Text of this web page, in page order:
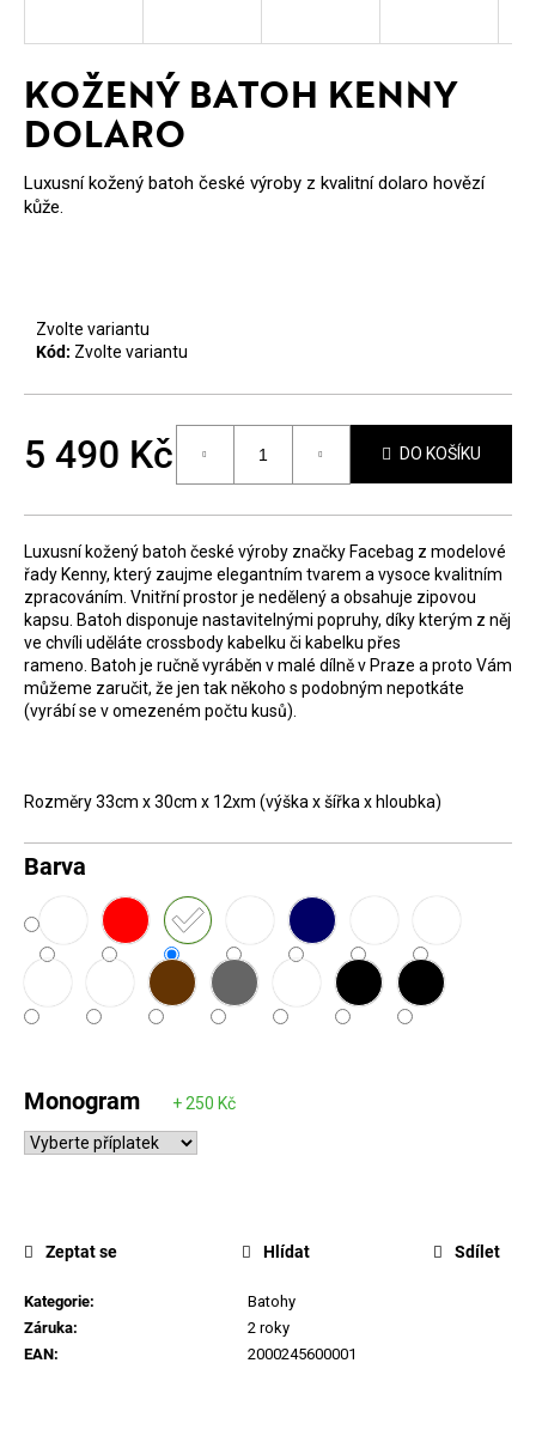
KOŽENÝ BATOH KENNY
DOLARO
Luxusní kožený batoh české výroby z kvalitní dolaro hovězí
kůže.
Barva
Monogram
Zvolte variantu
Kód: Zvolte variantu
5 490 Kč DO KOŠÍKU
Luxusní kožený batoh české výroby značky Facebag z modelové
řady Kenny, který zaujme elegantním tvarem a vysoce kvalitním
zpracováním. Vnitřní prostor je nedělený a obsahuje zipovou
kapsu. Batoh disponuje nastavitelnými popruhy, díky kterým z něj
ve chvíli uděláte crossbody kabelku či kabelku přes
rameno. Batoh je ručně vyráběn v malé dílně v Praze a proto Vám
můžeme zaručit, že jen tak někoho s podobným nepotkáte
(vyrábí se v omezeném počtu kusů).
Rozměry 33cm x 30cm x 12xm (výška x šířka x hloubka)
Kategorie:
Batohy
Záruka:
2 roky
EAN: 2000245600001
Zeptat se Hlídat Sdílet
E
T
E
N
A
T
?
HLEDAT
D
o
p
o
r
u
u
e
m
e